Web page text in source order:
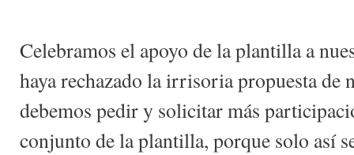
Celebramos el apoyo de la plantilla a
haya rechazado la irrisoria propuesta de
debemos pedir y solicitar más
conjunto de la plantilla, porque solo así